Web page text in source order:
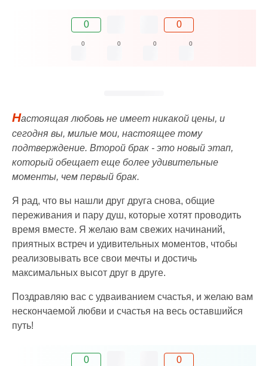
0 0
0 0 0 0
Настоящая любовь не имеет никакой цены, и
сегодня вы, милые мои, настоящее тому
подтверждение. Второй брак - это новый этап,
который обещает еще более удивительные
моменты, чем первый брак.
Я рад, что вы нашли друг друга снова, общие
переживания и пару душ, которые хотят проводить
время вместе. Я желаю вам свежих начинаний,
приятных встреч и удивительных моментов, чтобы
реализовывать все свои мечты и достичь
максимальных высот друг в друге.
Поздравляю вас с удваиванием счастья, и желаю вам
нескончаемой любви и счастья на весь оставшийся
путь!
0 0